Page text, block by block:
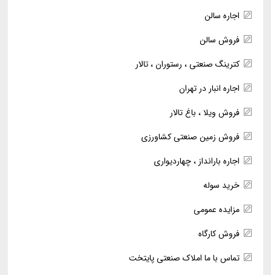
اجاره سالن
فروش سالن
کترینگ صنعتی ، رستوران ، تالار
اجاره انبار در تهران
فروش ویلا ، باغ تالار
فروش زمین صنعتی کشاورزی
اجاره بارانداز ، چهاردیواری
خرید سوله
مزایده عمومی
فروش کارگاه
تماس با ما املاک صنعتی پایتخت